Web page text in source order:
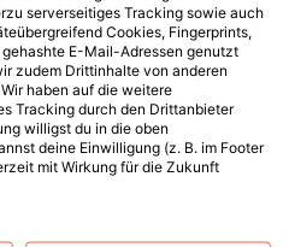
serverseitiges Tracking sowie auch
Cookies, Fingerprints,
E-Mail-Adressen genutzt
zudem Drittinhalte von anderen
haben auf die weitere
Tracking durch den Drittanbieter
willigst du in die oben
deine Einwilligung (z. B. im Footer
mit Wirkung für die Zukunft